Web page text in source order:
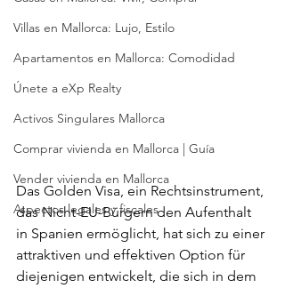
Villas en Mallorca: Lujo, Estilo
Apartamentos en Mallorca: Comodidad
Únete a eXp Realty
Activos Singulares Mallorca
Comprar vivienda en Mallorca | Guía
Vender vivienda en Mallorca
Aspectos legales y fiscales
Das Golden Visa, ein Rechtsinstrument,
das Nicht-EU-Bürgern den Aufenthalt
in Spanien ermöglicht, hat sich zu einer
attraktiven und effektiven Option für
diejenigen entwickelt, die sich in dem